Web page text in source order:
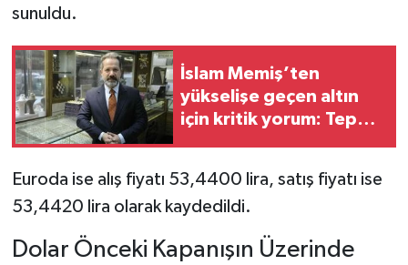
sunuldu.
İslam Memiş’ten
yükselişe geçen altın
için kritik yorum: Tepki
Euroda ise alış fiyatı 53,4400 lira, satış fiyatı ise
53,4420 lira olarak kaydedildi.
Dolar Önceki Kapanışın Üzerinde